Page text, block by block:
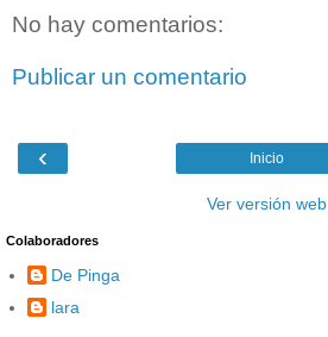
No hay comentarios:
Publicar un comentario
‹ Inicio
Ver versión web
Colaboradores
De Pinga
lara